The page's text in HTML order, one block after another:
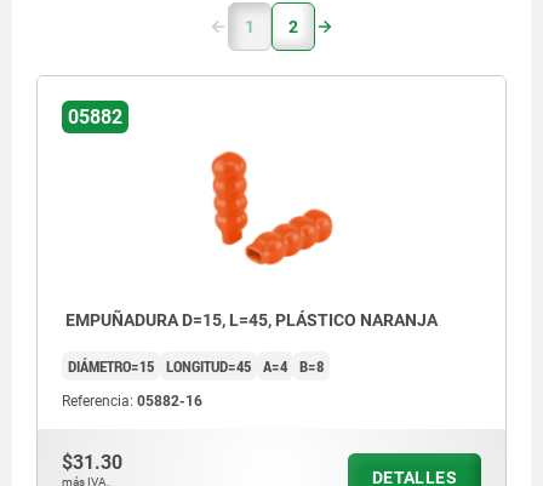
1 2
05882
EMPUÑADURA D=15, L=45, PLÁSTICO NARANJA
DIÁMETRO=15 LONGITUD=45 A=4 B=8
Referencia: 05882-16
$31.30
más IVA.
DETALLES